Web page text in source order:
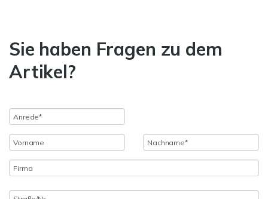
Sie haben Fragen zu dem
Artikel?